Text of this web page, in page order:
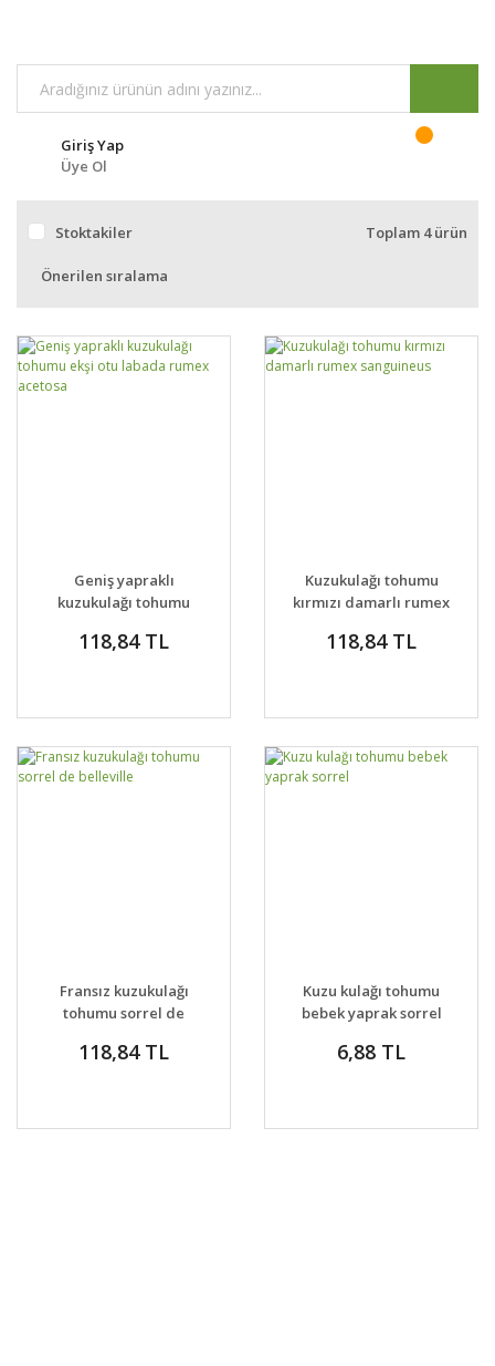
Giriş Yap
Üye Ol
Stoktakiler Toplam 4 ürün
Geniş yapraklı
kuzukulağı tohumu
acetosa
118,84 TL
Kuzukulağı tohumu
kırmızı damarlı rumex
118,84 TL
Fransız kuzukulağı
tohumu sorrel de
118,84 TL
Kuzu kulağı tohumu
bebek yaprak sorrel
6,88 TL